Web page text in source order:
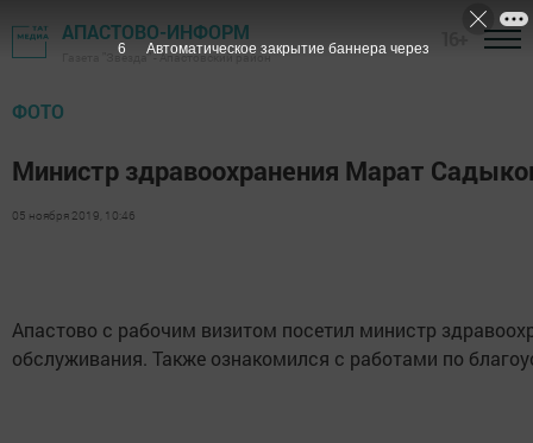
АПАСТОВО-ИНФОРМ
Газета "Звезда" - Апастовский район
ФОТО
Министр здравоохранения Марат
05 ноября 2019, 10:46
Апастово с рабочим визитом посетил министр
обслуживания. Также ознакомился с работами по
6 Автоматическое закрытие баннера через